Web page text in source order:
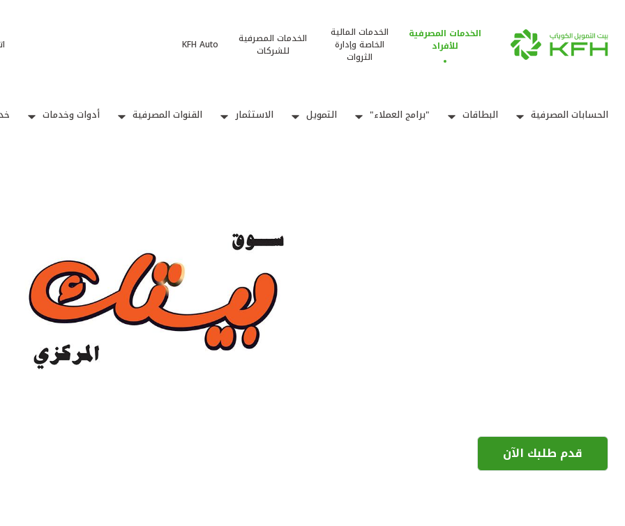
الخدمات المصرفية
للأفراد
الخدمات المالية
الخاصة وإدارة
الثروات
الخدمات المصرفية
للشركات
KFH Auto
الحسابات المصرفية البطاقات "برامج العملاء" التمويل الاستثمار القنوات المصرفية أدوات وخدمات
قدم طلبك الآن